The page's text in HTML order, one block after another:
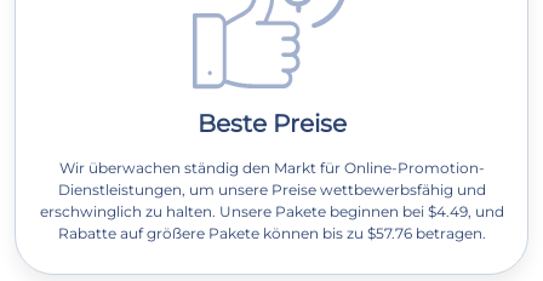
Beste Preise
Wir überwachen ständig den Markt für Online-Promotion-
Dienstleistungen, um unsere Preise wettbewerbsfähig und
erschwinglich zu halten. Unsere Pakete beginnen bei $4.49, und
Rabatte auf größere Pakete können bis zu $57.76 betragen.